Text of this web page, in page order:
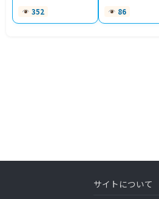
352 86
サイトについて